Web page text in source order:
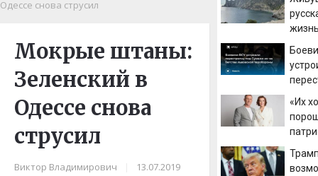
Одессе снова струсил
Мокрые штаны:
Зеленский в
Одессе снова
струсил
Виктор Владимирович 13.07.2019
«Их